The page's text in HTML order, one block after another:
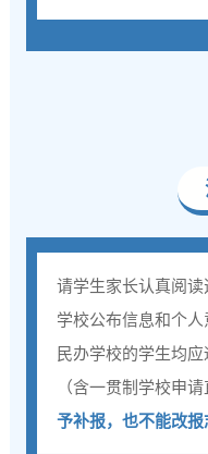
请学生家长认真阅
学校公布信息和个
民办学校的学生均
（含一贯制学校申请
予补报，也不能改报